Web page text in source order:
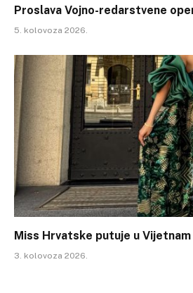
Proslava Vojno-redarstvene
5. kolovoza 2026.
Miss Hrvatske putuje u
3. kolovoza 2026.